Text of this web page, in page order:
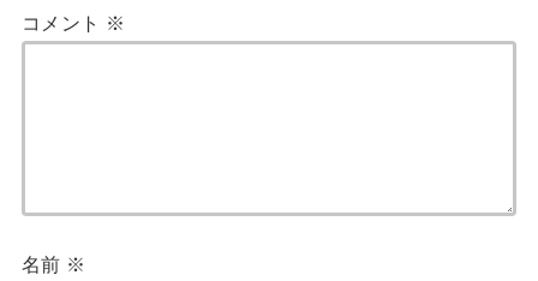
コメント ※
名前 ※